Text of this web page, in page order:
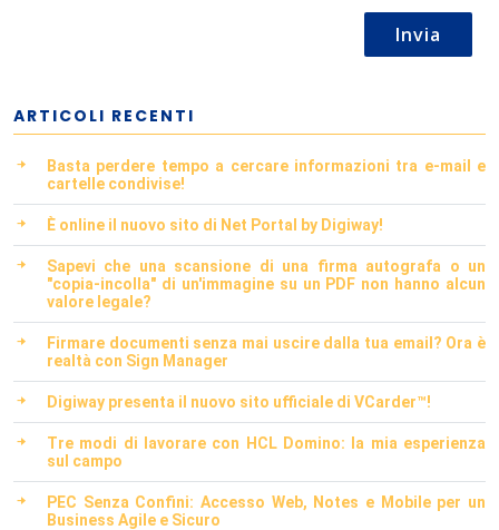
Invia
ARTICOLI RECENTI
Basta perdere tempo a cercare informazioni tra e-mail e
cartelle condivise!
È online il nuovo sito di Net Portal by Digiway!
Sapevi che una scansione di una firma autografa o un
"copia-incolla" di un'immagine su un PDF non hanno alcun
valore legale?
Firmare documenti senza mai uscire dalla tua email? Ora è
realtà con Sign Manager
Digiway presenta il nuovo sito ufficiale di VCarder™!
Tre modi di lavorare con HCL Domino: la mia esperienza
sul campo
PEC Senza Confini: Accesso Web, Notes e Mobile per un
Business Agile e Sicuro